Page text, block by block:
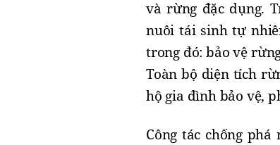
và rừng đặc dụng.
nuôi tái sinh tự
trong đó: bảo vệ
Toàn bộ diện tích
hộ gia đình bảo vệ,
Công tác chống